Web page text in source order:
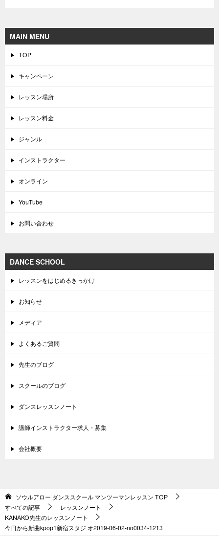
MAIN MENU
TOP
キャンペーン
レッスン場所
レッスン料金
ジャンル
インストラクター
オンライン
YouTube
お問い合わせ
DANCE SCHOOL
レッスンをはじめるきっかけ
お知らせ
メディア
よくあるご質問
先生のブログ
スクールのブログ
ダンスレッスンノート
講師インストラクター求人・募集
会社概要
ソウルアロー ダンススクール マンツーマンレッスン TOP
すべての記事
レッスンノート
KANAKO先生のレッスンノート
今日から新曲kpop1新宿スタジ オ2019-06-02-no0034-1213